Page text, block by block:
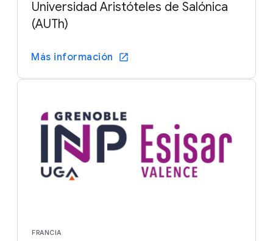
Universidad Aristóteles de Salónica
(AUTh)
Más información
FRANCIA